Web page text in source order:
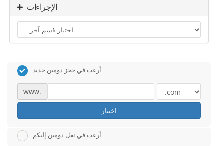
الإجراءات
أرغب في حجز دومين جديد
www.
اختيار
أرغب في نقل دومين إليكم